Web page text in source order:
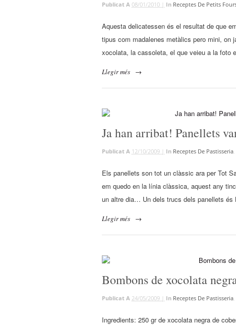
Publicat A 08/01/2010 | In Receptes De Petits
Aquesta delicatessen és el resultat de que
tipus com madalenes metàlics pero mini, on
xocolata, la cassoleta, el que veieu a la
Llegir més →
Ja han arribat! Panellets
Publicat A 12/10/2009 | In Receptes De Pastisseria,
Els panellets son tot un clàssic ara per Tot
em quedo en la línia clàssica, aquest any
un altre dia… Un dels trucs dels panellets
Llegir més →
Bombons de xocolata
Publicat A 24/05/2009 | In Receptes De Pastisseria
Ingredients: 250 gr de xocolata negra de